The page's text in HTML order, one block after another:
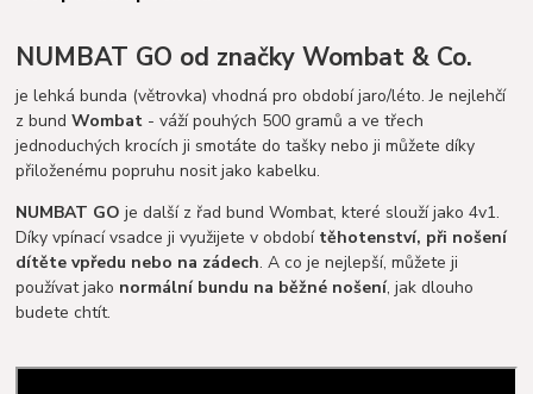
NUMBAT GO od značkyWombat & Co.
je lehká bunda (větrovka) vhodná pro období jaro/léto. Je nejlehčí
z bundWombat - váží pouhých 500 gramů a ve třech
jednoduchých krocích ji smotáte do tašky nebo ji můžete díky
přiloženému popruhu nosit jako kabelku.
NUMBAT GO je další z řad bund Wombat, které slouží jako 4v1.
Díky vpínací vsadce ji využijete v období těhotenství, při nošení
dítěte vpředu nebo na zádech.A co je nejlepší, můžete ji
používat jako normální bundu na běžné nošení, jak dlouho
budete chtít.